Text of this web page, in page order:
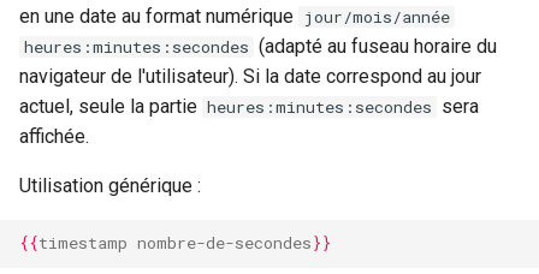
en une date au format numérique jour/mois/année
heures:minutes:secondes (adapté au fuseau horaire du
navigateur de l'utilisateur). Si la date correspond au jour
actuel, seule la partie heures:minutes:secondes sera
affichée.
Utilisation générique :
{{timestamp nombre-de-secondes}}